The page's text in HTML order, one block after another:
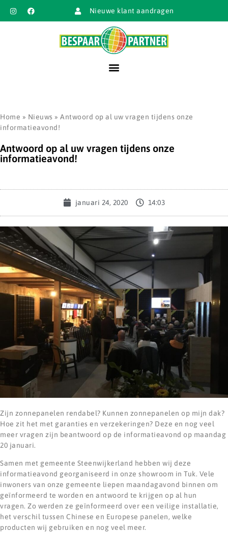
Nieuwe klant aandragen
Home » Nieuws » Antwoord op al uw vragen tijdens onze
informatieavond!
Antwoord op al uw vragen tijdens onze
informatieavond!
januari 24, 2020 14:03
Zijn zonnepanelen rendabel? Kunnen zonnepanelen op mijn dak?
Hoe zit het met garanties en verzekeringen? Deze en nog veel
meer vragen zijn beantwoord op de informatieavond op maandag
20 januari.
Samen met gemeente Steenwijkerland hebben wij deze
informatieavond georganiseerd in onze showroom in Tuk. Vele
inwoners van onze gemeente liepen maandagavond binnen om
geïnformeerd te worden en antwoord te krijgen op al hun
vragen. Zo werden ze geïnformeerd over een veilige installatie,
het verschil tussen Chinese en Europese panelen, welke
producten wij gebruiken en nog veel meer.